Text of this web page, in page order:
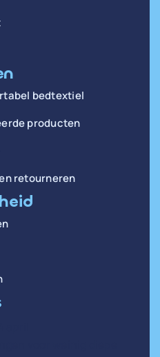
bedtextiel
producten
retourneren